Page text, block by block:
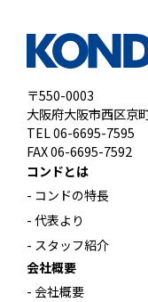
〒550-0003
大阪府大阪市西区京
TEL 06-6695-7595
FAX 06-6695-7592
コンドとは
- コンドの特長
- 代表より
- スタッフ紹介
会社概要
- 会社概要